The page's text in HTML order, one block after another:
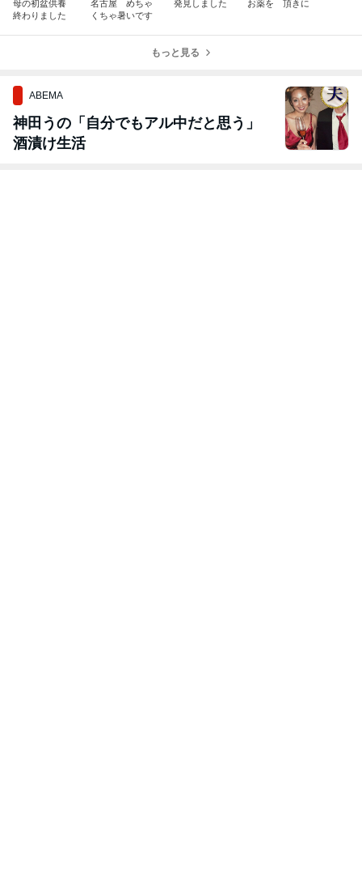
母の初盆供養
終わりました
名古屋 めちゃ
くちゃ暑いです
発見しました お薬を 頂きに
もっと見る
ABEMA
神田うの「自分でもアル中だと思う」
酒漬け生活